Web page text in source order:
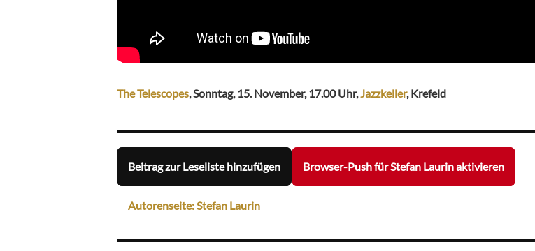
The Telescopes, Sonntag, 15. November, 17.00 Uhr,Jazzkeller, Krefeld
Beitrag zur Leseliste hinzufügen Browser-Push für Stefan Laurin aktivieren
Autorenseite: Stefan Laurin